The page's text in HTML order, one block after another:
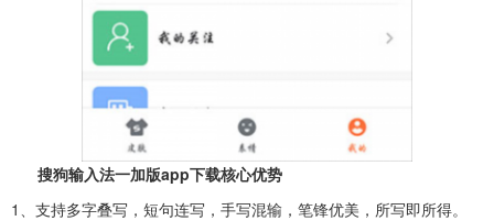
搜狗输入法一加版app下载核心优势
1、支持多字叠写，短句连写，手写混输，笔锋优美，所写即所得。